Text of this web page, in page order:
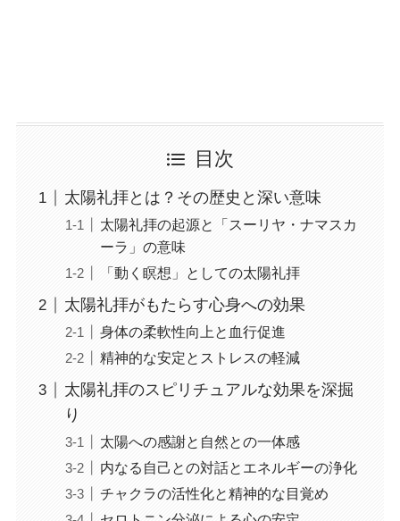
目次
太陽礼拝とは？その歴史と深い意味
太陽礼拝の起源と「スーリヤ・ナマスカ
ーラ」の意味
「動く瞑想」としての太陽礼拝
太陽礼拝がもたらす心身への効果
身体の柔軟性向上と血行促進
精神的な安定とストレスの軽減
太陽礼拝のスピリチュアルな効果を深掘
り
太陽への感謝と自然との一体感
内なる自己との対話とエネルギーの浄化
チャクラの活性化と精神的な目覚め